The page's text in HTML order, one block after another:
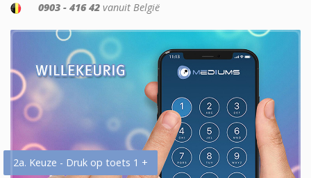
0903 - 416 42 vanuit België
2a. Keuze - Druk op toets 1 +